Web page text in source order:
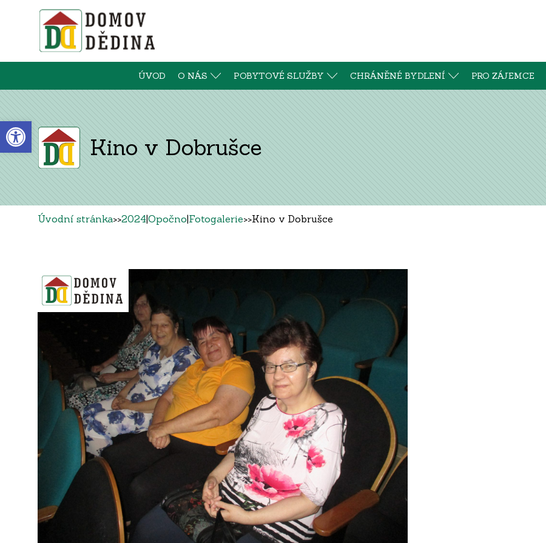
Open toolbar
ÚVOD O NÁS POBYTOVÉ SLUŽBY CHRÁNĚNÉ BYDLENÍ PRO ZÁJEMCE
Kino v Dobrušce
Úvodní stránka>>2024|Opočno|Fotogalerie>>Kino v Dobrušce